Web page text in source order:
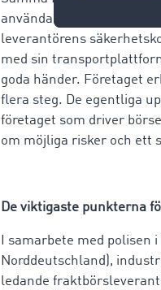
användarvänlighet
leverantörens
med sin
goda händer. Företaget
flera steg. De egentliga
företaget som driver
om möjliga risker och ett
De viktigaste punkterna
I samarbete med polisen
Norddeutschland),
ledande